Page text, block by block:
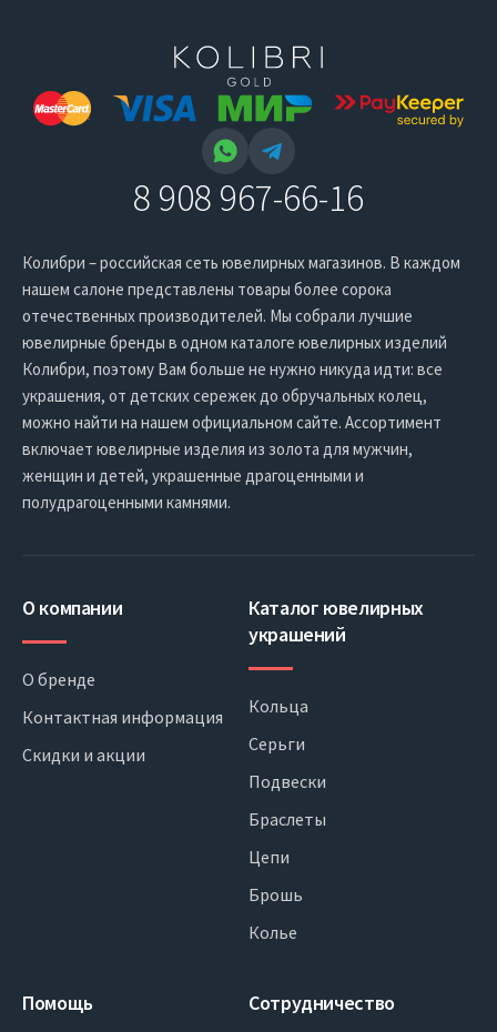
8 908 967-66-16
Колибри – российская сеть ювелирных магазинов. В каждом
нашем салоне представлены товары более сорока
отечественных производителей. Мы собрали лучшие
ювелирные бренды в одном каталоге ювелирных изделий
Колибри, поэтому Вам больше не нужно никуда идти: все
украшения, от детских сережек до обручальных колец,
можно найти на нашем официальном сайте. Ассортимент
включает ювелирные изделия из золота для мужчин,
женщин и детей, украшенные драгоценными и
полудрагоценными камнями.
О компании
О бренде
Контактная информация
Скидки и акции
Каталог ювелирных
украшений
Кольца
Серьги
Подвески
Браслеты
Цепи
Брошь
Колье
Помощь Сотрудничество